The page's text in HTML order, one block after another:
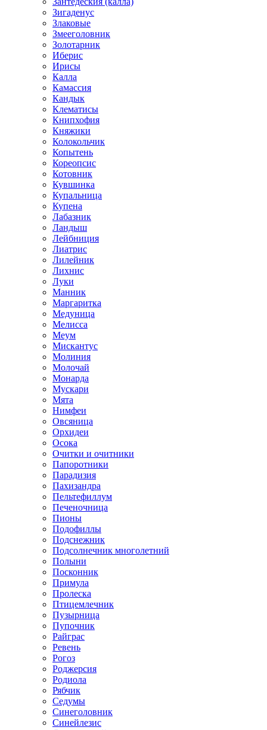
Зигаденус
Злаковые
Змееголовник
Золотарник
Иберис
Ирисы
Калла
Камассия
Кандык
Клематисы
Книпхофия
Княжики
Колокольчик
Копытень
Кореопсис
Котовник
Кувшинка
Купальница
Купена
Лабазник
Ландыш
Лейбниция
Лиатрис
Лилейник
Лихнис
Луки
Манник
Маргаритка
Медуница
Мелисса
Меум
Мискантус
Молиния
Молочай
Монарда
Мускари
Мята
Нимфеи
Овсяница
Орхидеи
Осока
Очитки и очитники
Папоротники
Парадизия
Пахизандра
Пельтефиллум
Печеночница
Пионы
Подофиллы
Подснежник
Подсолнечник многолетний
Полыни
Посконник
Примула
Пролеска
Птицемлечник
Пузырница
Пупочник
Райграс
Ревень
Рогоз
Роджерсия
Родиола
Рябчик
Седумы
Синеголовник
Синейлезис